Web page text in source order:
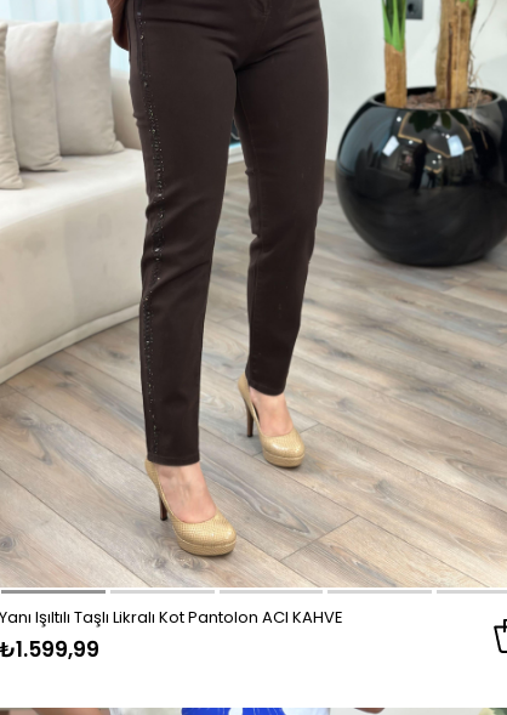
Yanı Işıltılı Taşlı Likralı Kot Pantolon ACI KAHVE
₺1.599,99